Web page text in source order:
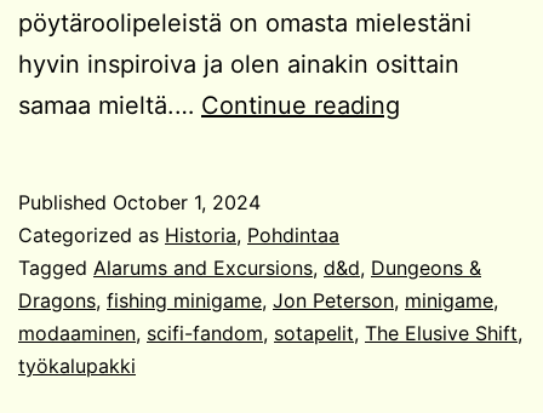
pöytäroolipeleistä on omasta mielestäni
hyvin inspiroiva ja olen ainakin osittain
samaa mieltä.… Continue reading
Published October 1, 2024
Categorized as Historia, Pohdintaa
Tagged Alarums and Excursions, d&d, Dungeons &
Dragons, fishing minigame, Jon Peterson, minigame,
modaaminen, scifi-fandom, sotapelit, The Elusive Shift,
työkalupakki